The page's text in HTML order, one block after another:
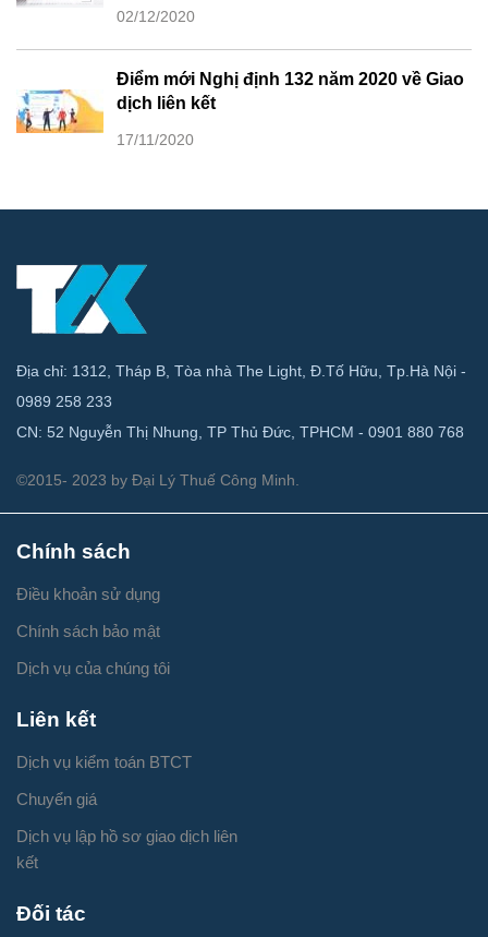
02/12/2020
Điểm mới Nghị định 132 năm 2020 về Giao
dịch liên kết
17/11/2020
Địa chỉ: 1312, Tháp B, Tòa nhà The Light, Đ.Tố Hữu, Tp.Hà Nội -
0989 258 233
CN: 52 Nguyễn Thị Nhung, TP Thủ Đức, TPHCM - 0901 880 768
©2015- 2023 by Đại Lý Thuế Công Minh.
Chính sách
Điều khoản sử dụng
Chính sách bảo mật
Dịch vụ của chúng tôi
Liên kết
Dịch vụ kiểm toán BTCT
Chuyển giá
Dịch vụ lập hồ sơ giao dịch liên
kết
Đối tác